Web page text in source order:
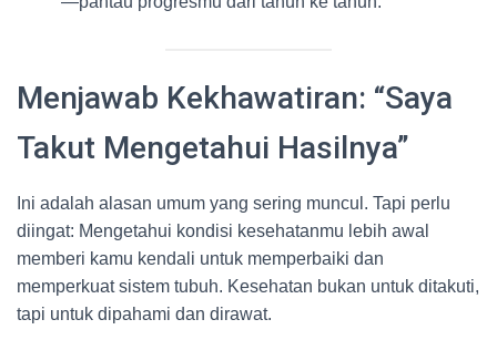
Menjawab Kekhawatiran: “Saya
Takut Mengetahui Hasilnya”
Ini adalah alasan umum yang sering muncul. Tapi perlu
diingat: Mengetahui kondisi kesehatanmu lebih awal
memberi kamu kendali untuk memperbaiki dan
memperkuat sistem tubuh. Kesehatan bukan untuk ditakuti,
tapi untuk dipahami dan dirawat.